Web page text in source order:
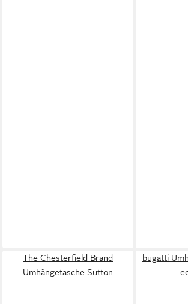
The Chesterfield Brand
Umhängetasche Sutton
bugatti